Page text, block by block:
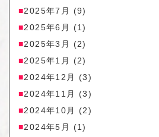
2025年7月
(9)
2025年6月
(1)
2025年3月
(2)
2025年1月
(2)
2024年12月
(3)
2024年11月
(3)
2024年10月
(2)
2024年5月
(1)